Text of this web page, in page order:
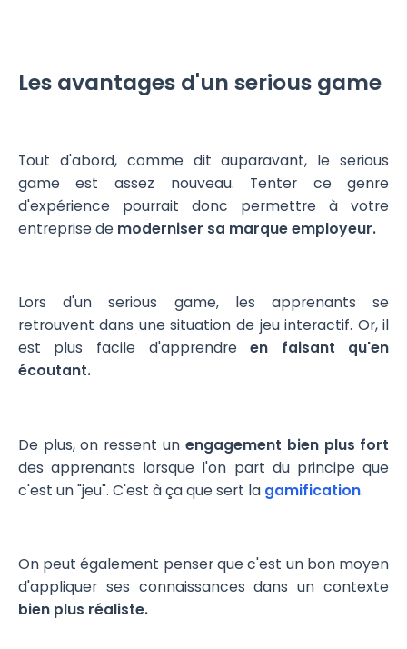
Les avantages d'un serious game
Tout d'abord, comme dit auparavant, le serious
game est assez nouveau. Tenter ce genre
d'expérience pourrait donc permettre à votre
entreprise de moderniser sa marque employeur.
Lors d'un serious game, les apprenants se
retrouvent dans une situation de jeu interactif. Or, il
est plus facile d'apprendreen faisant qu'en
écoutant.
De plus, on ressent un engagement bien plus fort
des apprenants lorsque l'on part du principe que
c'est un "jeu". C'est à ça que sert la gamification.
On peut également penser que c'est un bon moyen
d'appliquer ses connaissances dans un contexte
bien plus réaliste.